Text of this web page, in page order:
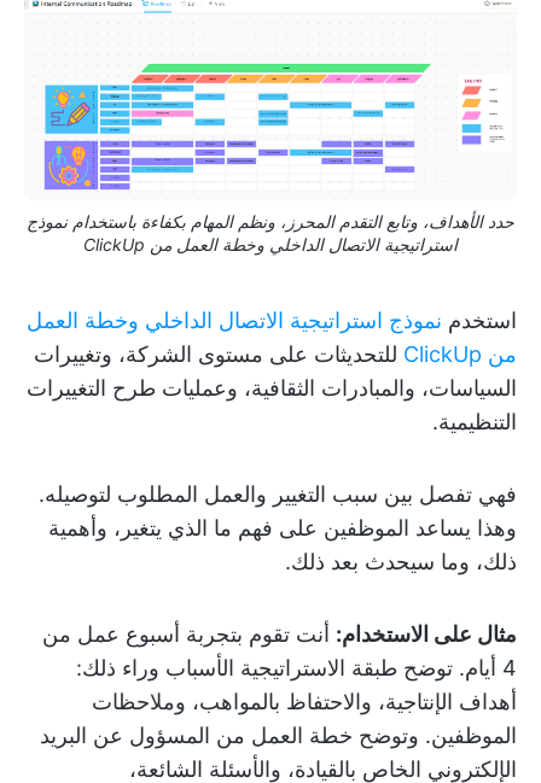
حدد الأهداف، وتابع التقدم المحرز، ونظم المهام بكفاءة باستخدام نموذج
استراتيجية الاتصال الداخلي وخطة العمل من ClickUp
استخدم نموذج استراتيجية الاتصال الداخلي وخطة العمل
من ClickUp
للتحديثات على مستوى الشركة، وتغييرات
السياسات، والمبادرات الثقافية، وعمليات طرح التغييرات
التنظيمية.
فهي تفصل بين سبب التغيير والعمل المطلوب لتوصيله.
وهذا يساعد الموظفين على فهم ما الذي يتغير، وأهمية
ذلك، وما سيحدث بعد ذلك.
مثال على الاستخدام: أنت تقوم بتجربة أسبوع عمل من
4 أيام. توضح طبقة الاستراتيجية الأسباب وراء ذلك:
أهداف الإنتاجية، والاحتفاظ بالمواهب، وملاحظات
الموظفين. وتوضح خطة العمل من المسؤول عن البريد
الإلكتروني الخاص بالقيادة، والأسئلة الشائعة،